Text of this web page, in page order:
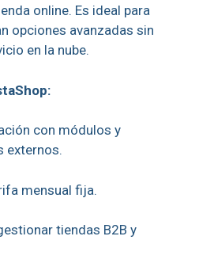
online. Es ideal para
opciones avanzadas sin
en la nube.
con módulos y
externos.
mensual fija.
tiendas B2B y